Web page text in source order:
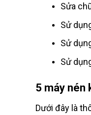
Sửa
Sử
Sử
Sử
5 máy nén
Dưới đây là